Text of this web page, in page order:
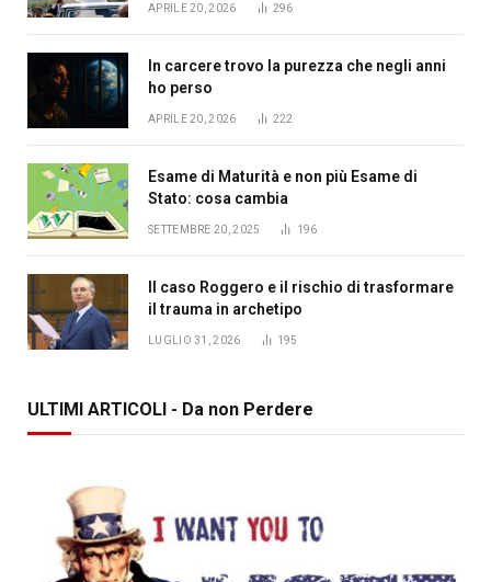
APRILE 20, 2026 296
In carcere trovo la purezza che negli anni
ho perso
APRILE 20, 2026 222
Esame di Maturità e non più Esame di
Stato: cosa cambia
SETTEMBRE 20, 2025 196
Il caso Roggero e il rischio di trasformare
il trauma in archetipo
LUGLIO 31, 2026 195
ULTIMI ARTICOLI - Da non Perdere